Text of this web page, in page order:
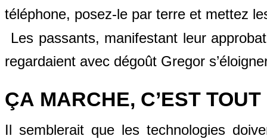
téléphone, posez-le par terre et mettez
Les passants, manifestant leur
regardaient avec dégoût Gregor
ÇA MARCHE, C’EST TOUT
Il semblerait que les technologies